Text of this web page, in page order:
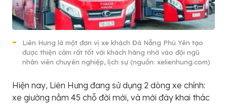
Liên Hưng là một đơn vị xe khách Đà Nẵng Phú Yên tạo
được thiện cảm rất tốt với khách hàng nhờ vào đội ngũ
nhân viên chuyên nghiệp, lịch sự (nguồn: xelienhung.com)
Hiện nay, Liên Hưng đang sử dụng 2 dòng xe chính:
xe giường nằm 45 chỗ đời mới, và mới đây khai thác